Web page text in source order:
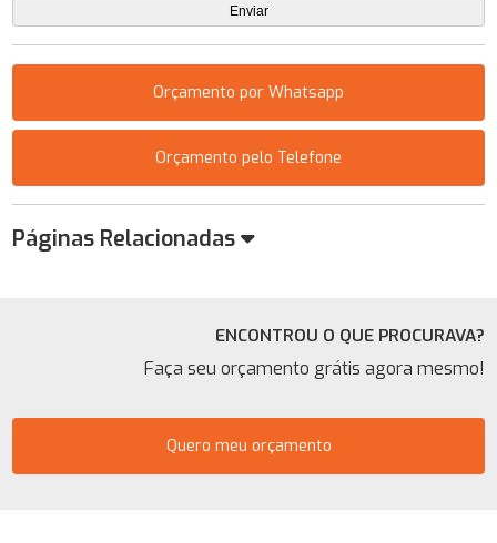
Orçamento por Whatsapp
Orçamento pelo Telefone
Páginas Relacionadas
ENCONTROU O QUE PROCURAVA?
Faça seu orçamento grátis agora mesmo!
Quero meu orçamento